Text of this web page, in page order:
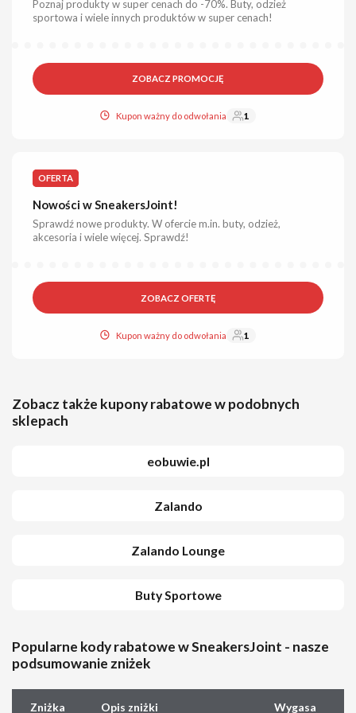
Poznaj produkty w super cenach do -70%. Buty, odzież
sportowa i wiele innych produktów w super cenach!
ZOBACZ PROMOCJĘ
Kupon ważny do odwołania 1
OFERTA
Nowości w SneakersJoint!
Sprawdź nowe produkty. W ofercie m.in. buty, odzież,
akcesoria i wiele więcej. Sprawdź!
ZOBACZ OFERTĘ
Kupon ważny do odwołania 1
Zobacz także kupony rabatowe w podobnych
sklepach
eobuwie.pl
Zalando
Zalando Lounge
Buty Sportowe
Popularne kody rabatowe w SneakersJoint - nasze
podsumowanie zniżek
Zniżka Opis zniżki Wygasa